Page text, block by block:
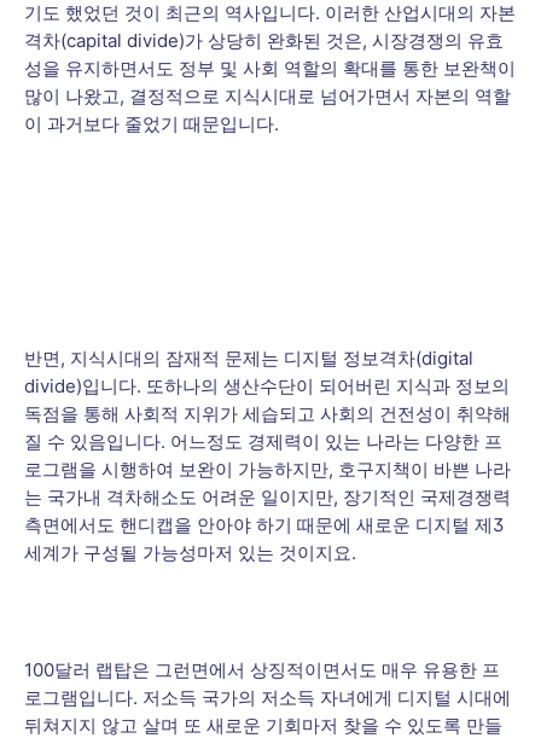
기도 했었던 것이 최근의 역사입니다. 이러한 산업시대의 자본
격차(capital divide)가 상당히 완화된 것은, 시장경쟁의 유효
성을 유지하면서도 정부 및 사회 역할의 확대를 통한 보완책이
많이 나왔고, 결정적으로 지식시대로 넘어가면서 자본의 역할
이 과거보다 줄었기 때문입니다.
반면, 지식시대의 잠재적 문제는 디지털 정보격차(digital
divide)입니다. 또하나의 생산수단이 되어버린 지식과 정보의
독점을 통해 사회적 지위가 세습되고 사회의 건전성이 취약해
질 수 있음입니다. 어느정도 경제력이 있는 나라는 다양한 프
로그램을 시행하여 보완이 가능하지만, 호구지책이 바쁜 나라
는 국가내 격차해소도 어려운 일이지만, 장기적인 국제경쟁력
측면에서도 핸디캡을 안아야 하기 때문에 새로운 디지털 제3
세계가 구성될 가능성마저 있는 것이지요.
100달러 랩탑은 그런면에서 상징적이면서도 매우 유용한 프
로그램입니다. 저소득 국가의 저소득 자녀에게 디지털 시대에
뒤쳐지지 않고 살며 또 새로운 기회마저 찾을 수 있도록 만들